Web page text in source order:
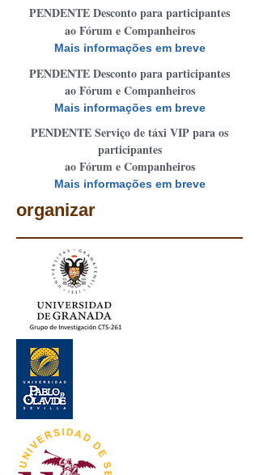
PENDENTE Desconto para participantes
ao Fórum e Companheiros
Mais informações em breve
PENDENTE Desconto para participantes
ao Fórum e Companheiros
Mais informações em breve
PENDENTE Serviço de táxi VIP para os
participantes
ao Fórum e Companheiros
Mais informações em breve
organizar